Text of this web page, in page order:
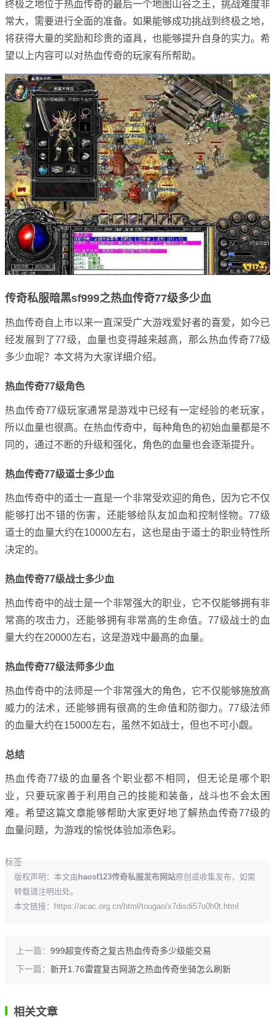
终极之地位于热血传奇的最后一个地图山谷之王，挑战难度非
常大，需要进行全面的准备。如果能够成功挑战到终极之地，
将获得大量的奖励和珍贵的道具，也能够提升自身的实力。希
望以上内容可以对热血传奇的玩家有所帮助。
传奇私服暗黑sf999之热血传奇77级多少血
热血传奇自上市以来一直深受广大游戏爱好者的喜爱，如今已
经发展到了77级，血量也变得越来越高，那么热血传奇77级
多少血呢？本文将为大家详细介绍。
热血传奇77级角色
热血传奇77级玩家通常是游戏中已经有一定经验的老玩家，
所以血量也很高。在热血传奇中，每种角色的初始血量都是不
同的，通过不断的升级和强化，角色的血量也会逐渐提升。
热血传奇77级道士多少血
热血传奇中的道士一直是一个非常受欢迎的角色，因为它不仅
能够打出不错的伤害，还能够给队友加血和控制怪物。77级
道士的血量大约在10000左右，这也是由于道士的职业特性所
决定的。
热血传奇77级战士多少血
热血传奇中的战士是一个非常强大的职业，它不仅能够拥有非
常高的攻击力，还能够拥有非常高的生命值。77级战士的血
量大约在20000左右，这是游戏中最高的血量。
热血传奇77级法师多少血
热血传奇中的法师是一个非常强大的角色，它不仅能够施放高
威力的法术，还能够拥有很高的生命值和防御力。77级法师
的血量大约在15000左右，虽然不如战士，但也不可小觑。
总结
热血传奇77级的血量各个职业都不相同，但无论是哪个职
业，只要玩家善于利用自己的技能和装备，战斗也不会太困
难。希望这篇文章能够帮助大家更好地了解热血传奇77级的
血量问题，为游戏的愉悦体验加添色彩。
标签
版权声明：本文由 haosf123传奇私服发布网站原创或收集发布，如需
转载请注明出处。
本文链接：
https://acac.org.cn/html/tougao/x7disdi57o0h0t.html
上一篇： 999超变传奇之复古热血传奇多少级能交易
下一篇： 新开1.76雷霆复古网游之热血传奇坐骑怎么刷新
相关文章